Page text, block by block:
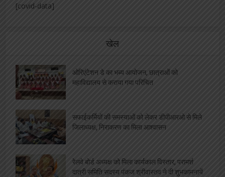
[covid-data]
खेल
ओरिएंटेशन डे का भब्य आयोजन, छात्राओं को
महाविद्यालय से कराया गया परिचित
सफाईकर्मियों की समस्याओं को लेकर डीपीआरओ से मिले
जिलाध्यक्ष, निराकरण का मिला आश्वासन
रेलवे बोर्ड अध्यक्ष को मिला कार्यकाल विस्तार, परामर्श
दात्री समिति सदस्य पंकज श्रीवास्तव ने दी शुभकामनायें